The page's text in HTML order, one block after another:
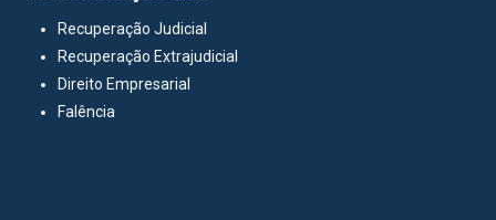
Recuperação Judicial
Recuperação Extrajudicial
Direito Empresarial
Falência